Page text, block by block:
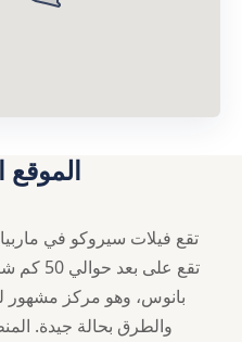
الموقع
تقع فيلات سيروكو في
تقع على
بانوس، وهو مركز مشهور
والطرق بحالة جيدة.